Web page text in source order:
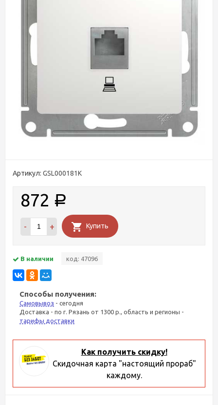
Артикул: GSL000181K
872 Р
- + Купить
В наличии код: 47096
Способы получения:
Самовывоз - сегодня
Доставка - по г. Рязань от 1300 р., область и регионы -
тарифы доставки
Как получить скидку!
Скидочная карта "настоящий прораб"
каждому.